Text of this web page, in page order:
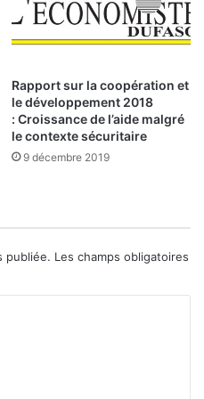
Rapport sur la coopération et
le développement 2018
: Croissance de l’aide malgré
le contexte sécuritaire
9 décembre 2019
publiée. Les champs obligatoires